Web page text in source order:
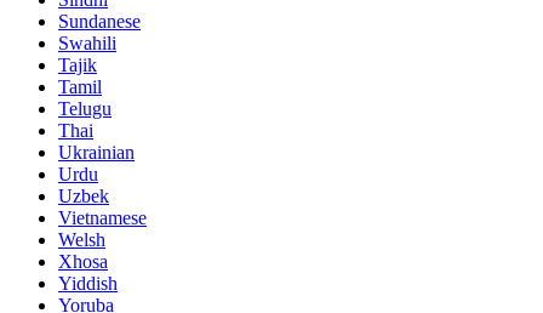
Sundanese
Swahili
Tajik
Tamil
Telugu
Thai
Ukrainian
Urdu
Uzbek
Vietnamese
Welsh
Xhosa
Yiddish
Yoruba